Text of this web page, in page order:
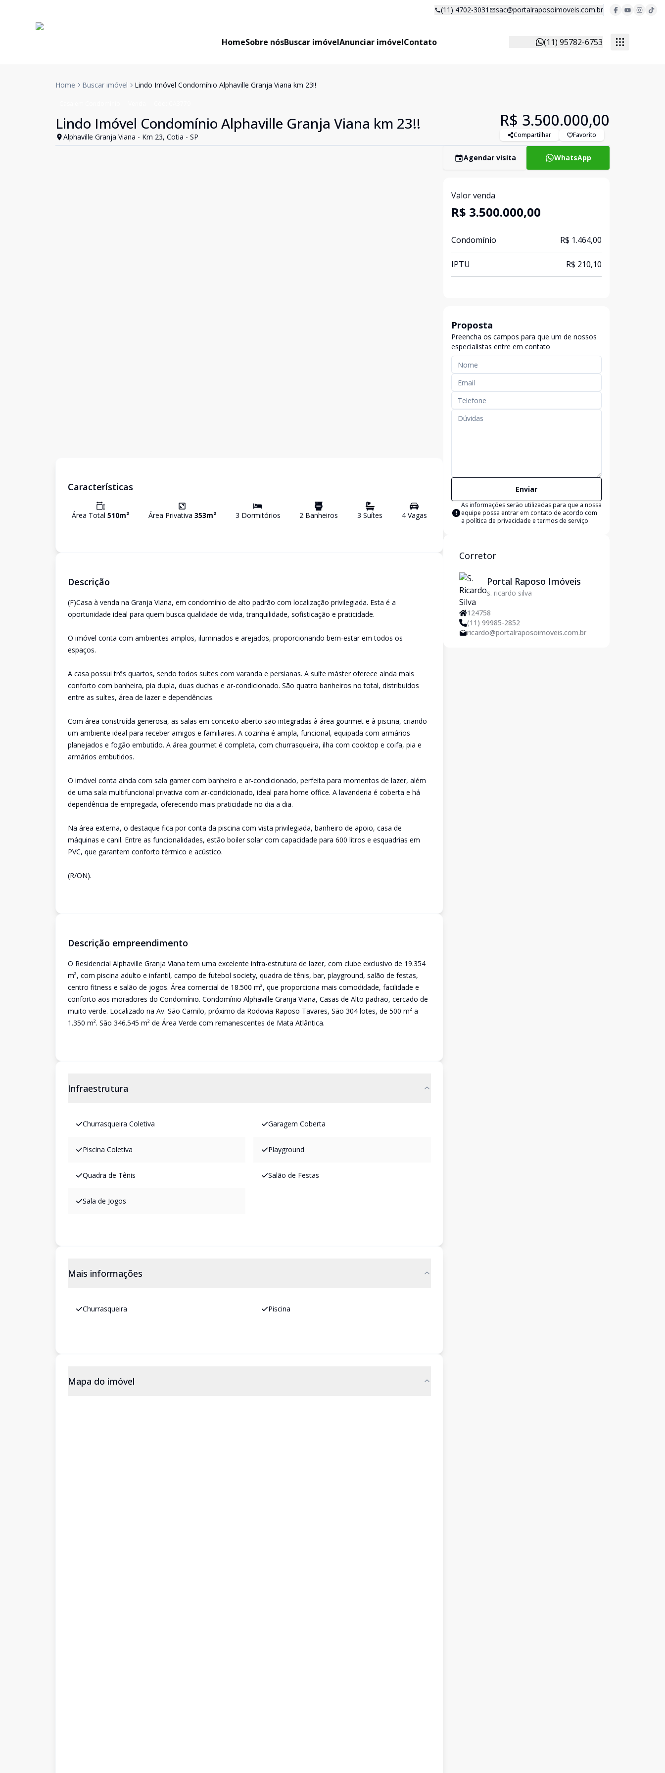
(11) 4702-3031 sac@portalraposoimoveis.com.br
HomeSobre nósBuscar imóvelAnunciar imóvelContato (11) 95782-6753
Home Buscar imóvel Lindo Imóvel Condomínio Alphaville Granja Viana km 23!!
Lindo Imóvel Condomínio Alphaville Granja Viana km 23!!
Alphaville Granja Viana - Km 23, Cotia - SP
R$ 3.500.000,00
Compartilhar Favorito
Características
Área Total 510m² Área Privativa 353m² 3 Dormitórios 2 Banheiros 3 Suítes 4Vagas
Descrição
(F)Casa à venda na Granja Viana, em condomínio de alto padrão com localização privilegiada. Esta é a
oportunidade ideal para quem busca qualidade de vida, tranquilidade, sofisticação e praticidade.
O imóvel conta com ambientes amplos, iluminados e arejados, proporcionando bem-estar em todos os
espaços.
A casa possui três quartos, sendo todos suítes com varanda e persianas. A suíte máster oferece ainda mais
conforto com banheira, pia dupla, duas duchas e ar-condicionado. São quatro banheiros no total, distribuídos
entre as suítes, área de lazer e dependências.
Com área construída generosa, as salas em conceito aberto são integradas à área gourmet e à piscina, criando
um ambiente ideal para receber amigos e familiares. A cozinha é ampla, funcional, equipada com armários
planejados e fogão embutido. A área gourmet é completa, com churrasqueira, ilha com cooktop e coifa, pia e
armários embutidos.
O imóvel conta ainda com sala gamer com banheiro e ar-condicionado, perfeita para momentos de lazer, além
de uma sala multifuncional privativa com ar-condicionado, ideal para home office. A lavanderia é coberta e há
dependência de empregada, oferecendo mais praticidade no dia a dia.
Na área externa, o destaque fica por conta da piscina com vista privilegiada, banheiro de apoio, casa de
máquinas e canil. Entre as funcionalidades, estão boiler solar com capacidade para 600 litros e esquadrias em
PVC, que garantem conforto térmico e acústico.
(R/ON).
Descrição empreendimento
O Residencial Alphaville Granja Viana tem uma excelente infra-estrutura de lazer, com clube exclusivo de 19.354
m², com piscina adulto e infantil, campo de futebol society, quadra de tênis, bar, playground, salão de festas,
centro fitness e salão de jogos. Área comercial de 18.500 m², que proporciona mais comodidade, facilidade e
conforto aos moradores do Condomínio. Condomínio Alphaville Granja Viana, Casas de Alto padrão, cercado de
muito verde. Localizado na Av. São Camilo, próximo da Rodovia Raposo Tavares, São 304 lotes, de 500 m² a
1.350 m². São 346.545 m² de Área Verde com remanescentes de Mata Atlântica.
Infraestrutura
Churrasqueira Coletiva Garagem Coberta
Piscina Coletiva Playground
Quadra de Tênis Salão de Festas
Sala de Jogos
Mais informações
Churrasqueira Piscina
Mapa do imóvel
Agendar visita WhatsApp
Valor venda
R$ 3.500.000,00
Condomínio R$ 1.464,00
IPTU R$ 210,10
Proposta
Preencha os campos para que um de nossos
especialistas entre em contato
Enviar
As informações serão utilizadas para que a nossa
equipe possa entrar em contato de acordo com
a política de privacidade e termos de serviço
Corretor
Portal Raposo Imóveis
s. ricardo silva
124758
(11) 99985-2852
ricardo@portalraposoimoveis.com.br